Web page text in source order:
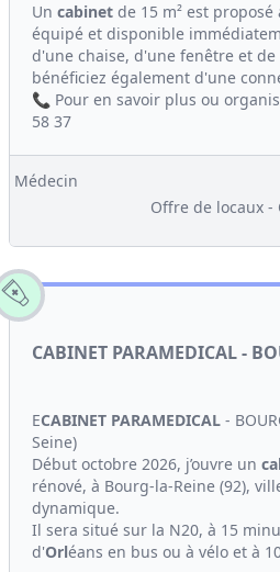
Un cabinet de 15 m² est proposé
équipé et disponible
d'une chaise, d'une fenêtre et
bénéficiez également d'une
📞 Pour en savoir plus ou
58 37
Médecin
Offre de locaux -
CABINET PARAMEDICAL -
ECABINET PARAMEDICAL -
Seine)
Début octobre 2026, j’ouvre un
rénové, à Bourg-la-Reine (92),
dynamique.
Il sera situé sur la N20, à 15
d'Orléans en bus ou à vélo et à